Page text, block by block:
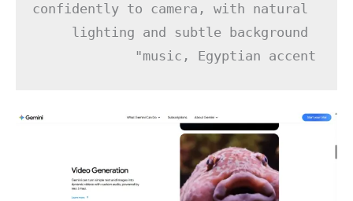
confidently to camera, with natural
lighting and subtle background
music, Egyptian accent"